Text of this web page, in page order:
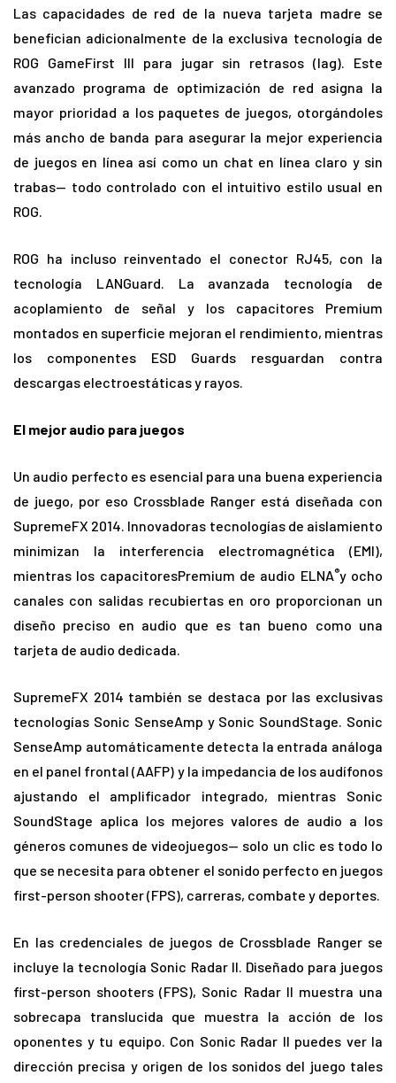
Las capacidades de red de la nueva tarjeta madre se
benefician adicionalmente de la exclusiva tecnología de
ROG GameFirst III para jugar sin retrasos (lag). Este
avanzado programa de optimización de red asigna la
mayor prioridad a los paquetes de juegos, otorgándoles
más ancho de banda para asegurar la mejor experiencia
de juegos en línea así como un chat en línea claro y sin
trabas— todo controlado con el intuitivo estilo usual en
ROG.
ROG ha incluso reinventado el conector RJ45, con la
tecnología LANGuard. La avanzada tecnología de
acoplamiento de señal y los capacitores Premium
montados en superficie mejoran el rendimiento, mientras
los componentes ESD Guards resguardan contra
descargas electroestáticas y rayos.
El mejor audio para juegos
Un audio perfecto es esencial para una buena experiencia
de juego, por eso Crossblade Ranger está diseñada con
SupremeFX 2014. Innovadoras tecnologías de aislamiento
minimizan la interferencia electromagnética (EMI),
mientras los capacitoresPremium de audio ELNA®y ocho
canales con salidas recubiertas en oro proporcionan un
diseño preciso en audio que es tan bueno como una
tarjeta de audio dedicada.
SupremeFX 2014 también se destaca por las exclusivas
tecnologías Sonic SenseAmp y Sonic SoundStage. Sonic
SenseAmp automáticamente detecta la entrada análoga
en el panel frontal (AAFP) y la impedancia de los audífonos
ajustando el amplificador integrado, mientras Sonic
SoundStage aplica los mejores valores de audio a los
géneros comunes de videojuegos— solo un clic es todo lo
que se necesita para obtener el sonido perfecto en juegos
first-person shooter (FPS), carreras, combate y deportes.
En las credenciales de juegos de Crossblade Ranger se
incluye la tecnología Sonic Radar II. Diseñado para juegos
first-person shooters (FPS), Sonic Radar II muestra una
sobrecapa translucida que muestra la acción de los
oponentes y tu equipo. Con Sonic Radar II puedes ver la
dirección precisa y origen de los sonidos del juego tales